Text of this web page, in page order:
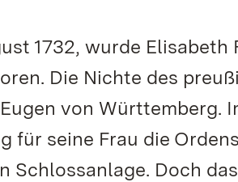
1732, wurde Elisabeth
Die Nichte des
von Württemberg.
für seine Frau die
Schlossanlage. Doch